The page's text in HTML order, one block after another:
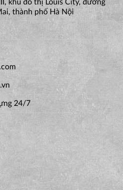
khu đô thị Louis City, đường
thành phố Hà Nội
24/7